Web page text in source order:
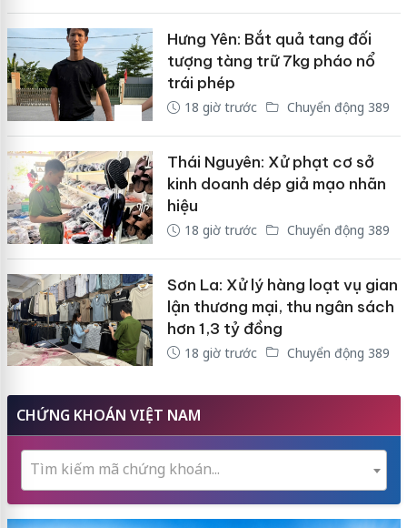
Hưng Yên: Bắt quả tang đối
tượng tàng trữ 7kg pháo nổ
trái phép
18 giờ trước Chuyển động 389
Thái Nguyên: Xử phạt cơ sở
kinh doanh dép giả mạo nhãn
hiệu
18 giờ trước Chuyển động 389
Sơn La: Xử lý hàng loạt vụ gian
lận thương mại, thu ngân sách
hơn 1,3 tỷ đồng
18 giờ trước Chuyển động 389
CHỨNG KHOÁN VIỆT NAM
Tìm kiếm mã chứng khoán...